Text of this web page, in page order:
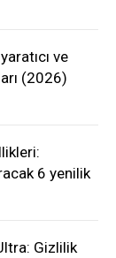
ve
(2026)
6 yenilik
Gizlilik